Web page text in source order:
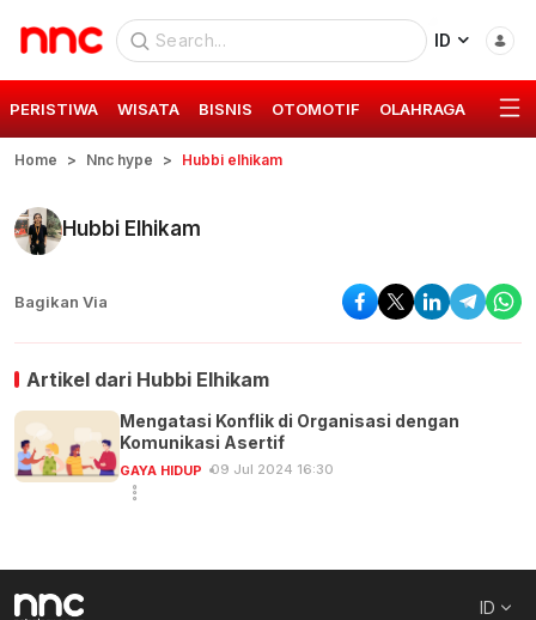
ID
PERISTIWA WISATA BISNIS OTOMOTIF OLAHRAGA GAYA
Home Nnc hype Hubbi elhikam
Hubbi Elhikam
Bagikan Via
Artikel dari Hubbi Elhikam
Mengatasi Konflik di Organisasi dengan
Komunikasi Asertif
GAYA HIDUP 09 Jul 2024 16:30
ID